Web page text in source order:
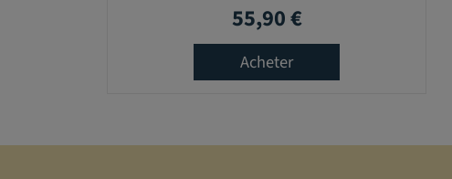
Prix
55,90 €
Acheter